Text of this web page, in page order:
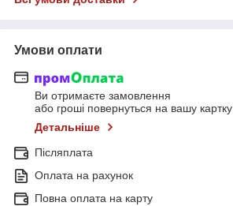
Умови оплати
Ви отримаєте замовлення
або гроші повернуться на вашу картку
Детальніше
Післяплата
Оплата на рахунок
Повна оплата на карту